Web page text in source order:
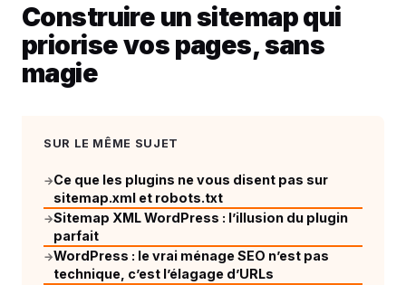
Construire un sitemap qui
priorise vos pages, sans
magie
SUR LE MÊME SUJET
→Ce que les plugins ne vous disent pas sur
sitemap.xml et robots.txt
→Sitemap XML WordPress : l’illusion du plugin
parfait
→WordPress : le vrai ménage SEO n’est pas
technique, c’est l’élagage d’URLs